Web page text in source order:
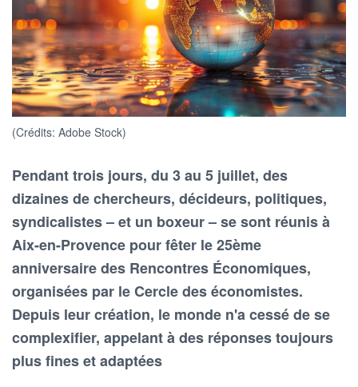
(Crédits: Adobe Stock)
Pendant trois jours, du 3 au 5 juillet, des
dizaines de chercheurs, décideurs, politiques,
syndicalistes – et un boxeur – se sont réunis à
Aix-en-Provence pour fêter le 25ème
anniversaire des Rencontres Économiques,
organisées par le Cercle des économistes.
Depuis leur création, le monde n'a cessé de se
complexifier, appelant à des réponses toujours
plus fines et adaptées